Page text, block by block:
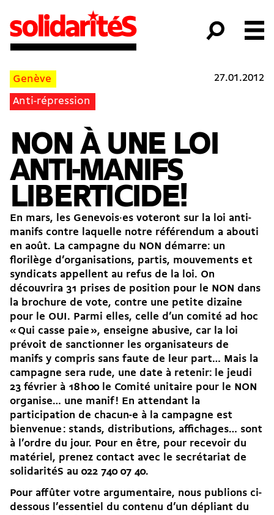
Genève
Anti-répression
27.01.2012
NON À UNE LOI
ANTI-MANIFS
LIBERTICIDE!
En mars, les Genevois·es voteront sur la loi anti-
manifs contre laquelle notre référendum a abouti
en août. La campagne du NON démarre: un
florilège d’organisations, partis, mouvements et
syndicats appellent au refus de la loi. On
découvrira 31 prises de position pour le NON dans
la brochure de vote, contre une petite dizaine
pour le OUI. Parmi elles, celle d’un comité ad hoc
« Qui casse paie », enseigne abusive, car la loi
prévoit de sanctionner les organisateurs de
manifs y compris sans faute de leur part… Mais la
campagne sera rude, une date à retenir: le jeudi
23 février à 18 h 00 le Comité unitaire pour le NON
organise… une manif ! En attendant la
participation de chacun-e à la campagne est
bienvenue : stands, distributions, affichages… sont
à l’ordre du jour. Pour en être, pour recevoir du
matériel, prenez contact avec le secrétariat de
solidaritéS au 022 740 07 40.
Pour affûter votre argumentaire, nous publions ci-
dessous l’essentiel du contenu d’un dépliant du